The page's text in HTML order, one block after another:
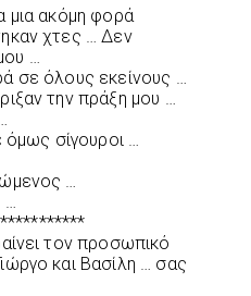
μια ακόμη φορά
χτες … Δεν
…
σε όλους εκείνους …
την πράξη μου …
σίγουροι …
…
τον προσωπικό
και Βασίλη … σας